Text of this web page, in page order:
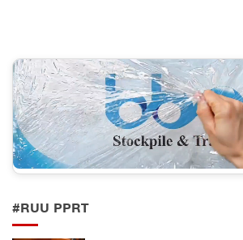
#RUU PPRT